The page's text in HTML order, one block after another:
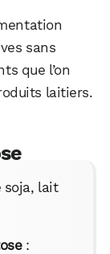
sans
que l’on
laitiers.
lait
: